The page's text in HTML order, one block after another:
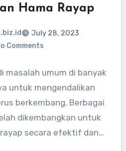
Hama Rayap
July 28, 2023
Comments
masalah umum di banyak
untuk mengendalikan
berkembang. Berbagai
dikembangkan untuk
secara efektif dan